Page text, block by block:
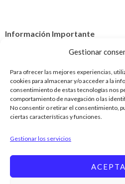
Gestionar
Para ofrecer las mejores experiencias,
cookies para almacenar y/o acceder a la
consentimiento de estas tecnologías nos
comportamiento de navegación o las
No consentir o retirar el consentimiento,
ciertas características y funciones.
Gestionar los servicios
Información Importante
Envíos y Devoluciones
Métodos de Pago
¿Quiénes somos?
+34 656 541 223
info@mentaymora.com